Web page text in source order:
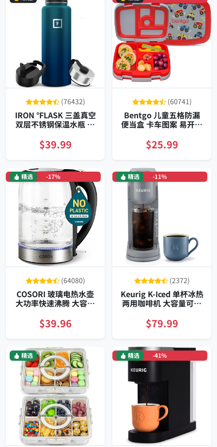
(76432)
IRON °FLASK 三盖真空
双层不锈钢保温水瓶 多
运动旅行适用大容量
$39.99
(60741)
Bentgo 儿童五格防漏
便当盒 卡车图案 易开扣
$25.99
-17%
精选
(64080)
COSORI 玻璃电热水壶
大功率快速沸腾 大容量
$39.96
-11%
精选
(2372)
Keurig K-Iced 单杯冰热
两用咖啡机 大容量可拆
可装随行杯
$79.99
精选 -41%
精选